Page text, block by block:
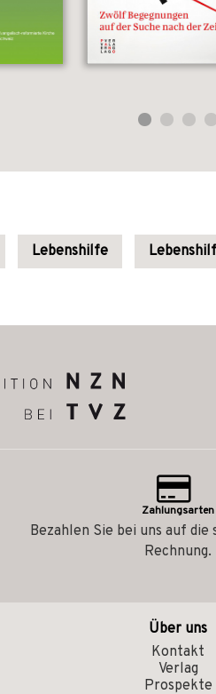
Lebenshilfe
Zahlungsarten
Bezahlen Sie bei uns auf
Rechnung.
Über uns
Kontakt
Verlag
Prospekte